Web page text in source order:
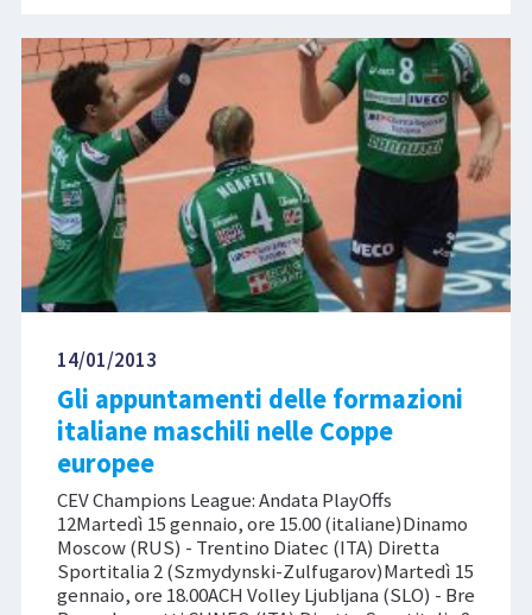
14/01/2013
Gli appuntamenti delle formazioni
italiane maschili nelle Coppe
europee
CEV Champions League: Andata PlayOffs
12Martedì 15 gennaio, ore 15.00 (italiane)Dinamo
Moscow (RUS) - Trentino Diatec (ITA) Diretta
Sportitalia 2 (Szmydynski-Zulfugarov)Martedì 15
gennaio, ore 18.00ACH Volley Ljubljana (SLO) - Bre